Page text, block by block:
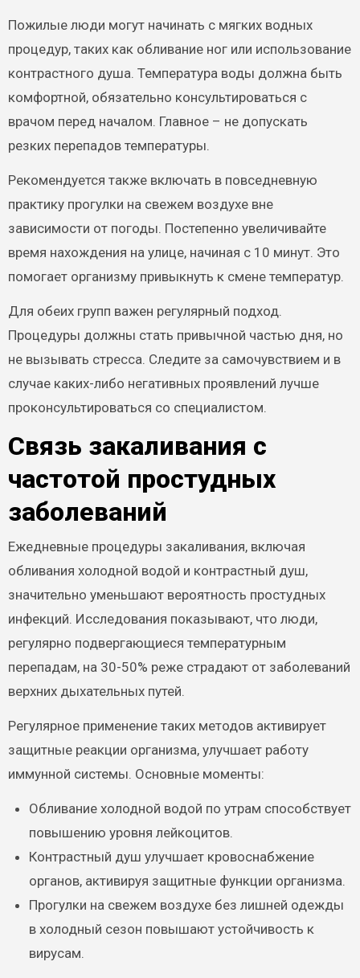
Пожилые люди могут начинать с мягких водных
процедур, таких как обливание ног или использование
контрастного душа. Температура воды должна быть
комфортной, обязательно консультироваться с
врачом перед началом. Главное – не допускать
резких перепадов температуры.
Рекомендуется также включать в повседневную
практику прогулки на свежем воздухе вне
зависимости от погоды. Постепенно увеличивайте
время нахождения на улице, начиная с 10 минут. Это
помогает организму привыкнуть к смене температур.
Для обеих групп важен регулярный подход.
Процедуры должны стать привычной частью дня, но
не вызывать стресса. Следите за самочувствием и в
случае каких-либо негативных проявлений лучше
проконсультироваться со специалистом.
Связь закаливания с
частотой простудных
заболеваний
Ежедневные процедуры закаливания, включая
обливания холодной водой и контрастный душ,
значительно уменьшают вероятность простудных
инфекций. Исследования показывают, что люди,
регулярно подвергающиеся температурным
перепадам, на 30-50% реже страдают от заболеваний
верхних дыхательных путей.
Регулярное применение таких методов активирует
защитные реакции организма, улучшает работу
иммунной системы. Основные моменты:
Обливание холодной водой по утрам способствует
повышению уровня лейкоцитов.
Контрастный душ улучшает кровоснабжение
органов, активируя защитные функции организма.
Прогулки на свежем воздухе без лишней одежды
в холодный сезон повышают устойчивость к
вирусам.